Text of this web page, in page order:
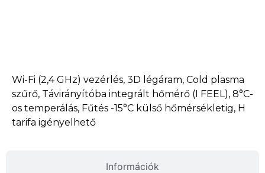
Információk
Wi-Fi (2,4 GHz) vezérlés, 3D légáram, Cold plasma
szűrő, Távirányítóba integrált hőmérő (I FEEL), 8°C-
os temperálás, Fűtés -15°C külső hőmérsékletig, H
tarifa igényelhető